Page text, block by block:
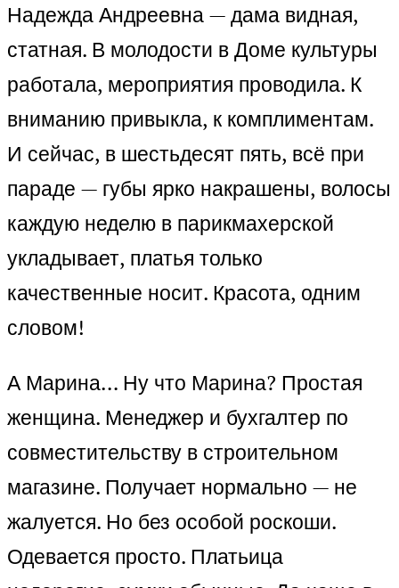
Надежда Андреевна — дама видная,
статная. В молодости в Доме культуры
работала, мероприятия проводила. К
вниманию привыкла, к комплиментам.
И сейчас, в шестьдесят пять, всё при
параде — губы ярко накрашены, волосы
каждую неделю в парикмахерской
укладывает, платья только
качественные носит. Красота, одним
словом!
А Марина… Ну что Марина? Простая
женщина. Менеджер и бухгалтер по
совместительству в строительном
магазине. Получает нормально — не
жалуется. Но без особой роскоши.
Одевается просто. Платьица